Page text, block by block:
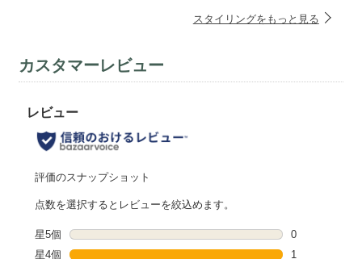
スタイリングをもっと見る
カスタマーレビュー